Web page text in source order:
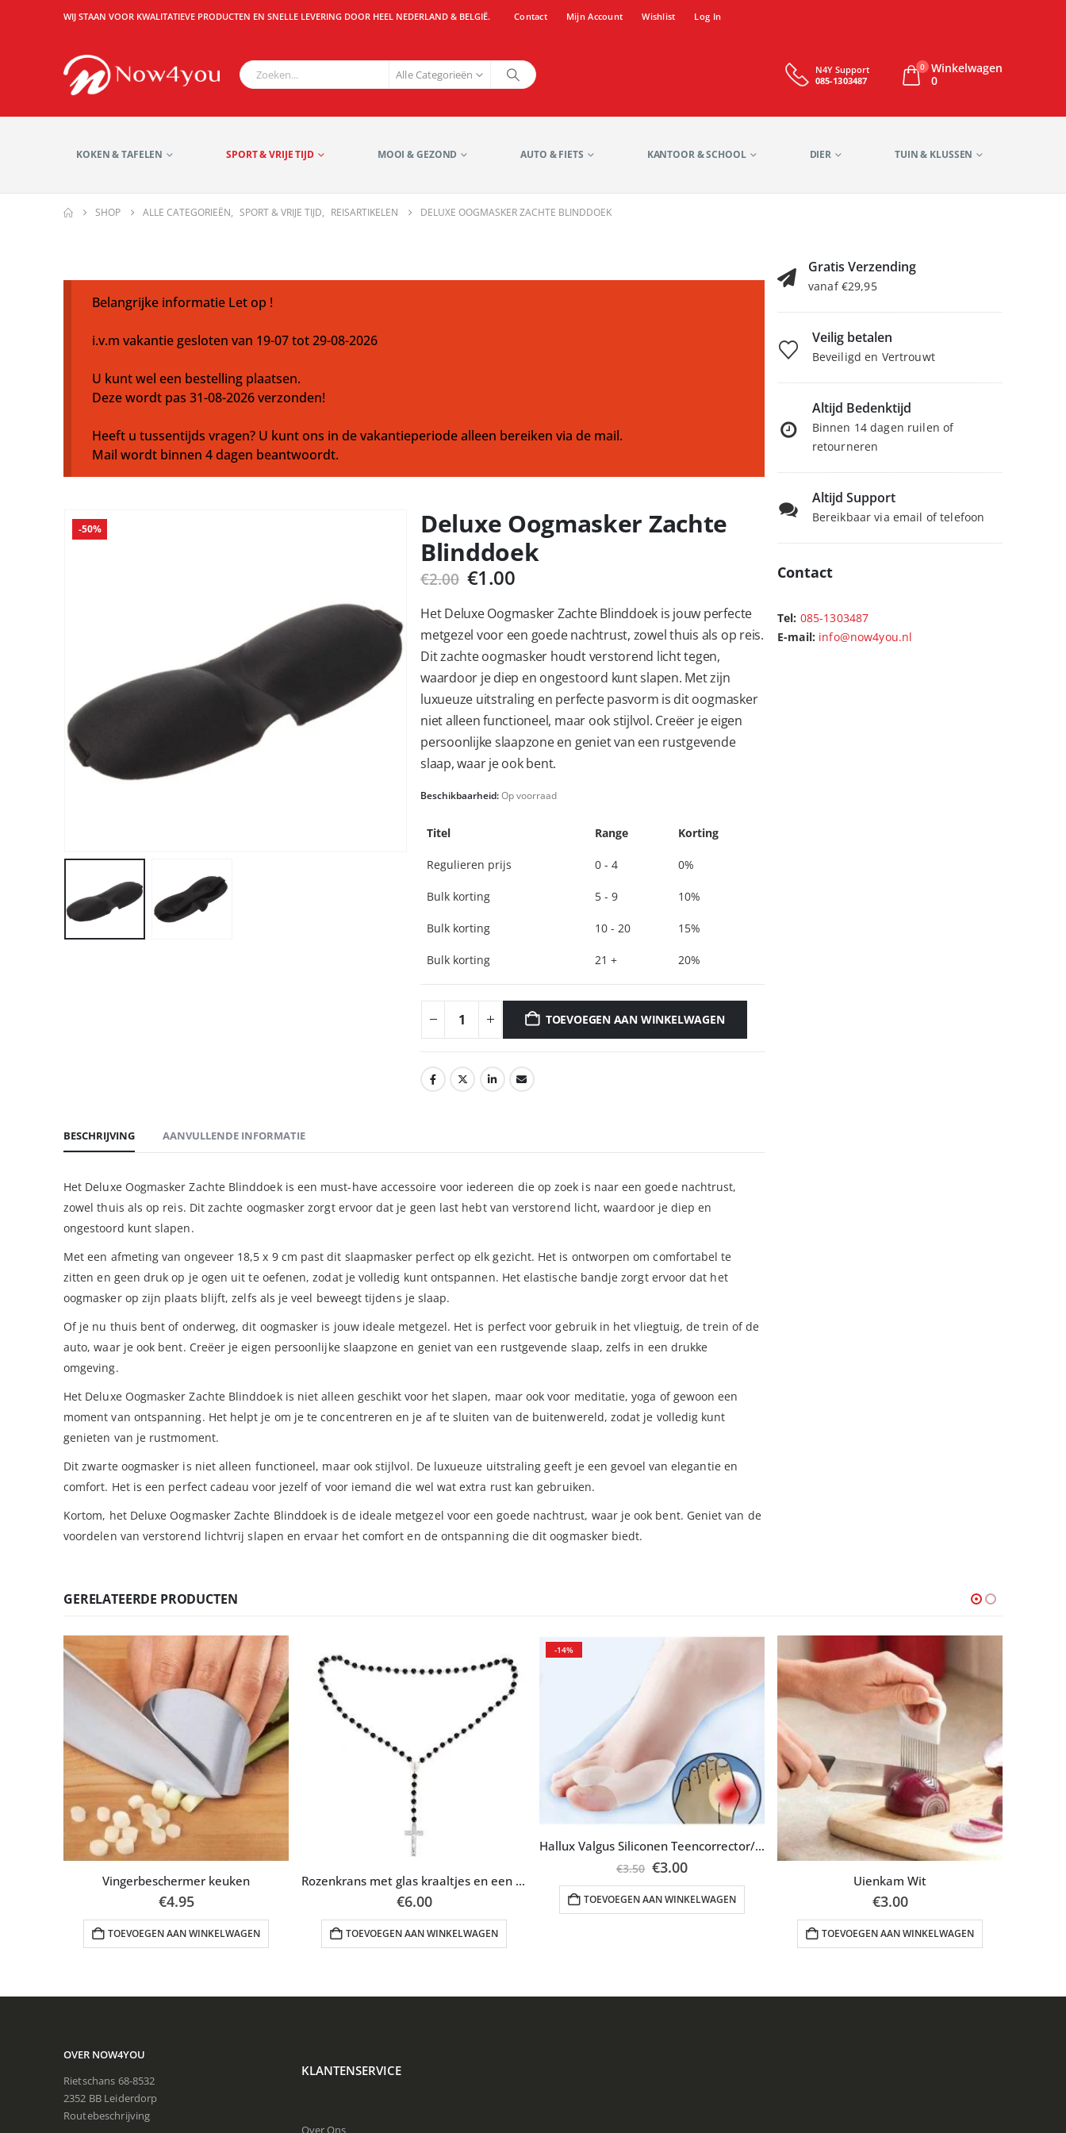
WIJ STAAN VOOR KWALITATIEVE PRODUCTEN EN SNELLE LEVERING DOOR HEEL NEDERLAND & BELGIË. Contact Mijn Account Wishlist Log In
Alle Categorieën
N4Y Support
085-1303487
0 Winkelwagen
0
KOKEN & TAFELEN SPORT & VRIJE TIJD MOOI & GEZOND AUTO & FIETS KANTOOR & SCHOOL DIER TUIN & KLUSSEN
SHOP ALLE CATEGORIEËN, SPORT & VRIJE TIJD, REISARTIKELEN DELUXE OOGMASKER ZACHTE BLINDDOEK
Belangrijke informatie Let op !
i.v.m vakantie gesloten van 19-07 tot 29-08-2026
U kunt wel een bestelling plaatsen.
Deze wordt pas 31-08-2026 verzonden!
Heeft u tussentijds vragen? U kunt ons in de vakantieperiode alleen bereiken via de mail.
Mail wordt binnen 4 dagen beantwoordt.
-50%
Deluxe Oogmasker Zachte
Blinddoek
€2.00 Oorspronkelijke
was:
€2.00.
€1.00Huidige
is:
€1.00.
Het Deluxe Oogmasker Zachte Blinddoek is jouw perfecte
metgezel voor een goede nachtrust, zowel thuis als op reis.
Dit zachte oogmasker houdt verstorend licht tegen,
waardoor je diep en ongestoord kunt slapen. Met zijn
luxueuze uitstraling en perfecte pasvorm is dit oogmasker
niet alleen functioneel, maar ook stijlvol. Creëer je eigen
persoonlijke slaapzone en geniet van een rustgevende
slaap, waar je ook bent.
Beschikbaarheid:Op voorraad
Titel Range Korting
Regulieren prijs 0 - 4 0%
Bulk korting 5 - 9 10%
Bulk korting 10 - 20 15%
Bulk korting 21 + 20%
TOEVOEGEN AAN WINKELWAGEN
BESCHRIJVING AANVULLENDE INFORMATIE
Het Deluxe Oogmasker Zachte Blinddoek is een must-have accessoire voor iedereen die op zoek is naar een goede nachtrust,
zowel thuis als op reis. Dit zachte oogmasker zorgt ervoor dat je geen last hebt van verstorend licht, waardoor je diep en
ongestoord kunt slapen.
Met een afmeting van ongeveer 18,5 x 9 cm past dit slaapmasker perfect op elk gezicht. Het is ontworpen om comfortabel te
zitten en geen druk op je ogen uit te oefenen, zodat je volledig kunt ontspannen. Het elastische bandje zorgt ervoor dat het
oogmasker op zijn plaats blijft, zelfs als je veel beweegt tijdens je slaap.
Of je nu thuis bent of onderweg, dit oogmasker is jouw ideale metgezel. Het is perfect voor gebruik in het vliegtuig, de trein of de
auto, waar je ook bent. Creëer je eigen persoonlijke slaapzone en geniet van een rustgevende slaap, zelfs in een drukke
omgeving.
Het Deluxe Oogmasker Zachte Blinddoek is niet alleen geschikt voor het slapen, maar ook voor meditatie, yoga of gewoon een
moment van ontspanning. Het helpt je om je te concentreren en je af te sluiten van de buitenwereld, zodat je volledig kunt
genieten van je rustmoment.
Dit zwarte oogmasker is niet alleen functioneel, maar ook stijlvol. De luxueuze uitstraling geeft je een gevoel van elegantie en
comfort. Het is een perfect cadeau voor jezelf of voor iemand die wel wat extra rust kan gebruiken.
Kortom, het Deluxe Oogmasker Zachte Blinddoek is de ideale metgezel voor een goede nachtrust, waar je ook bent. Geniet van de
voordelen van verstorend lichtvrij slapen en ervaar het comfort en de ontspanning die dit oogmasker biedt.
Gratis Verzending
vanaf €29,95
Veilig betalen
Beveiligd en Vertrouwt
Altijd Bedenktijd
Binnen 14 dagen ruilen of
retourneren
Altijd Support
Bereikbaar via email of telefoon
Contact
Tel: 085-1303487
E-mail: info@now4you.nl
GERELATEERDE PRODUCTEN
Vingerbeschermer keuken
€4.95
TOEVOEGEN AAN WINKELWAGEN
Rozenkrans met glas kraaltjes en een kruisje
€6.00
TOEVOEGEN AAN WINKELWAGEN
-14%
Hallux Valgus Siliconen Teencorrector/Spreider
€3.50 Oorspronkelijke
was:
€3.50.
€3.00Huidige
is:
€3.00.
TOEVOEGEN AAN WINKELWAGEN
Uienkam Wit
€3.00
TOEVOEGEN AAN WINKELWAGEN
OVER NOW4YOU
Rietschans 68-8532
2352 BB Leiderdorp
Routebeschrijving
KLANTENSERVICE